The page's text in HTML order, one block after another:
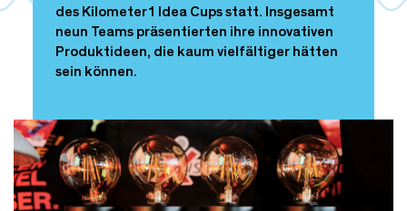
t
des Kilometer1 Idea Cups statt. Insgesamt
neun Teams präsentierten ihre innovativen
Produktideen, die kaum vielfältiger hätten
sein können.